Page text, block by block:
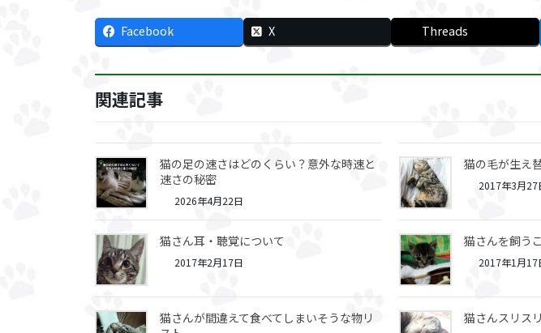
Facebook X Threads
関連記事
猫の足の速さはどのくらい？意外な時速と
速さの秘密
2026年4月22日
猫の毛が生え
2017年3月27
猫さん耳・聴覚について
2017年2月17日
猫さんを飼う
2017年1月17
猫さんが間違えて食べてしまいそうな物リ
猫さんスリス